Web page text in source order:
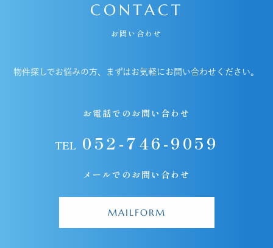
CONTACT
お問い合わせ
物件探しでお悩みの方、まずはお気軽にお問い合わせください。
お電話でのお問い合わせ
TEL052-746-9059
メールでのお問い合わせ
MAILFORM